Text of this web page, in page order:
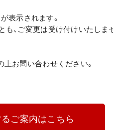
表示されます。
、ご変更は受け付けいたしま
お問い合わせください。
ご案内はこちら